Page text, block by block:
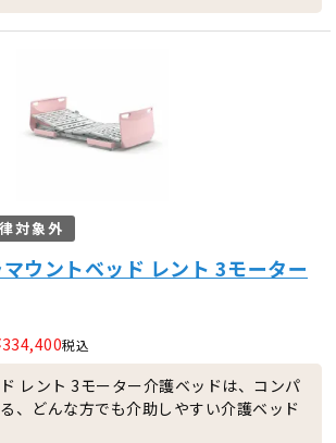
対象外
マウントベッド レント 3モーター
334,400税込
レント 3モーター介護ベッドは、コンパ
、どんな方でも介助しやすい介護ベッド